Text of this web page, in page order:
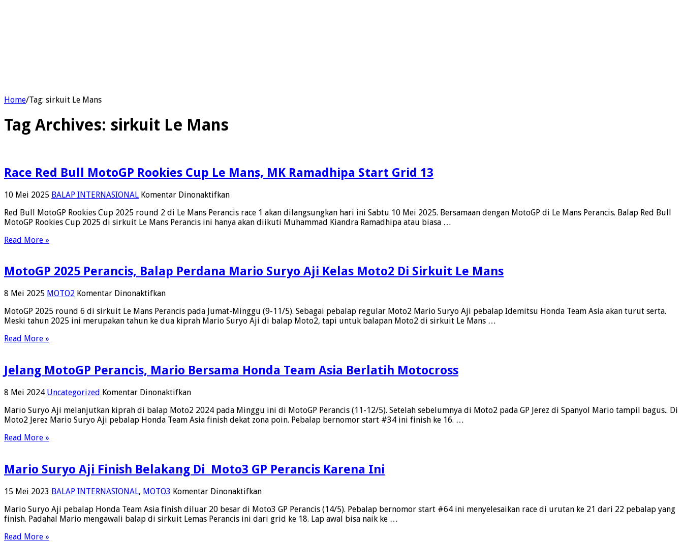
Home/Tag: sirkuit Le Mans
Tag Archives: sirkuit Le Mans
Race Red Bull MotoGP Rookies Cup Le Mans, MK Ramadhipa Start Grid 13
10 Mei 2025 BALAP INTERNASIONAL Komentar Dinonaktifkanpada
Red
Bull
Mans,
Grid
13
Red Bull MotoGP Rookies Cup 2025 round 2 di Le Mans Perancis race 1 akan dilangsungkan hari ini Sabtu 10 Mei 2025. Bersamaan dengan MotoGP di Le Mans Perancis. Balap Red Bull
MotoGP Rookies Cup 2025 di sirkuit Le Mans Perancis ini hanya akan diikuti Muhammad Kiandra Ramadhipa atau biasa …
Read More »
MotoGP 2025 Perancis, Balap Perdana Mario Suryo Aji Kelas Moto2 Di Sirkuit Le Mans
8 Mei 2025 MOTO2 Komentar Dinonaktifkanpada
2025
Perancis,
Aji
Moto2
Sirkuit
Le
MotoGP 2025 round 6 di sirkuit Le Mans Perancis pada Jumat-Minggu (9-11/5). Sebagai pebalap regular Moto2 Mario Suryo Aji pebalap Idemitsu Honda Team Asia akan turut serta.
Meski tahun 2025 ini merupakan tahun ke dua kiprah Mario Suryo Aji di balap Moto2, tapi untuk balapan Moto2 di sirkuit Le Mans …
Read More »
Jelang MotoGP Perancis, Mario Bersama Honda Team Asia Berlatih Motocross
8 Mei 2024 Uncategorized Komentar Dinonaktifkanpada
MotoGP
Perancis,
Asia
Berlatih
Motocross
Mario Suryo Aji melanjutkan kiprah di balap Moto2 2024 pada Minggu ini di MotoGP Perancis (11-12/5). Setelah sebelumnya di Moto2 pada GP Jerez di Spanyol Mario tampil bagus.. Di
Moto2 Jerez Mario Suryo Aji pebalap Honda Team Asia finish dekat zona poin. Pebalap bernomor start #34 ini finish ke 16. …
Read More »
Mario Suryo Aji Finish Belakang Di Moto3 GP Perancis Karena Ini
15 Mei 2023 BALAP INTERNASIONAL, MOTO3 Komentar Dinonaktifkanpada
Suryo
Aji
Mario Suryo Aji pebalap Honda Team Asia finish diluar 20 besar di Moto3 GP Perancis (14/5). Pebalap bernomor start #64 ini menyelesaikan race di urutan ke 21 dari 22 pebalap yang
finish. Padahal Mario mengawali balap di sirkuit Lemas Perancis ini dari grid ke 18. Lap awal bisa naik ke …
Read More »